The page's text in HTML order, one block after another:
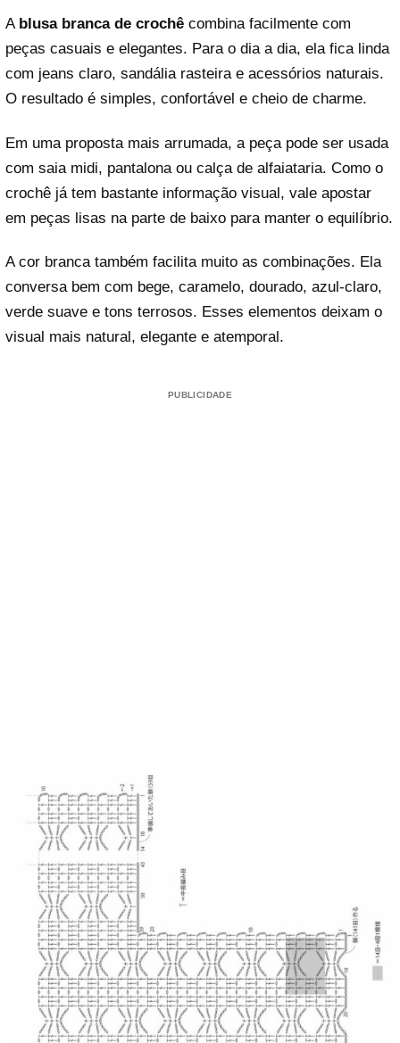
A blusa branca de crochê combina facilmente com
peças casuais e elegantes. Para o dia a dia, ela fica linda
com jeans claro, sandália rasteira e acessórios naturais.
O resultado é simples, confortável e cheio de charme.
Em uma proposta mais arrumada, a peça pode ser usada
com saia midi, pantalona ou calça de alfaiataria. Como o
crochê já tem bastante informação visual, vale apostar
em peças lisas na parte de baixo para manter o equilíbrio.
A cor branca também facilita muito as combinações. Ela
conversa bem com bege, caramelo, dourado, azul-claro,
verde suave e tons terrosos. Esses elementos deixam o
visual mais natural, elegante e atemporal.
PUBLICIDADE